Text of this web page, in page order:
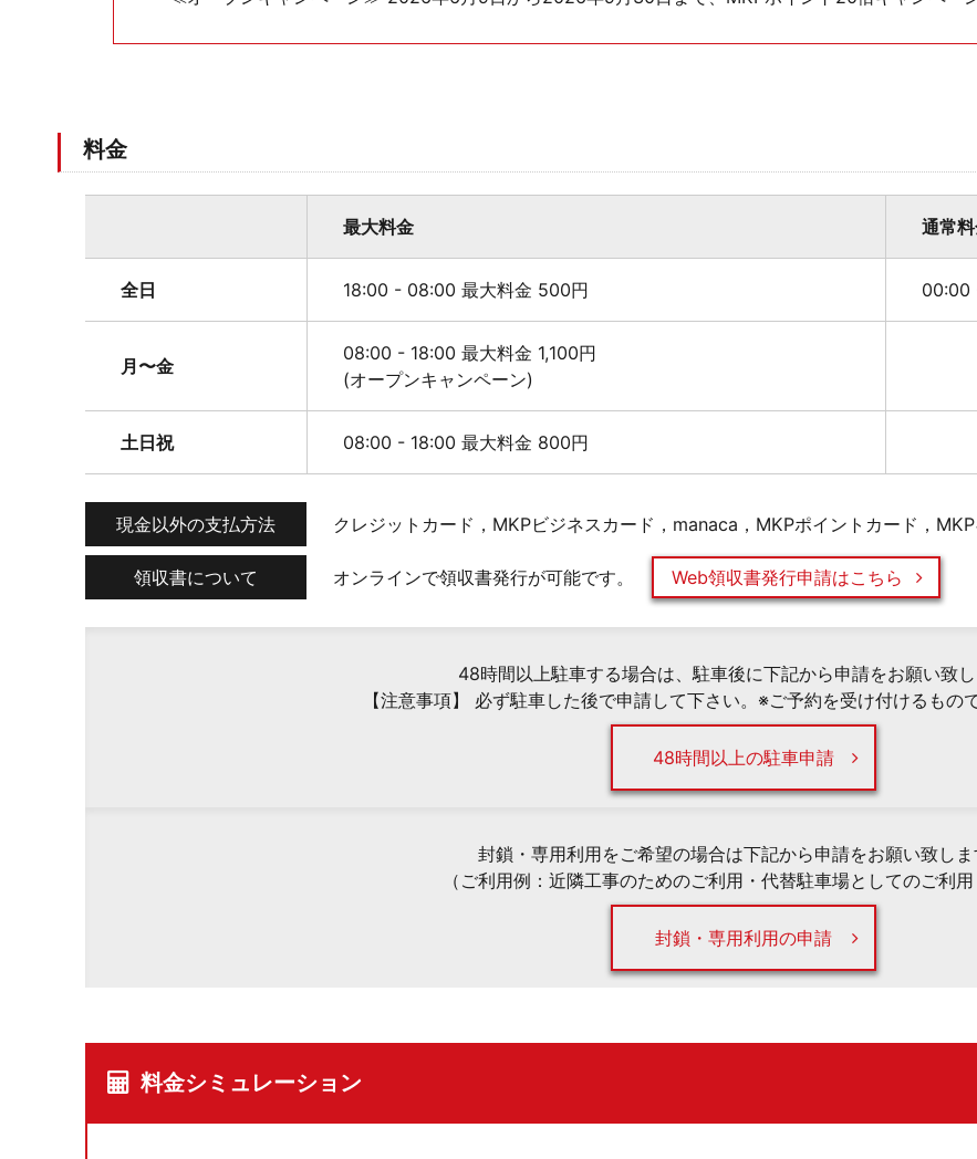
料金
最大料金 通常
全日 18:00 - 08:00 最大料金 500円 00:00
月〜金
08:00 - 18:00 最大料金 1,100円
(オープンキャンペーン)
土日祝 08:00 - 18:00 最大料金 800円
現金以外の支払方法 クレジットカード，MKPビジネスカード，manaca，MKPポイントカード，
領収書について オンラインで領収書発行が可能です。 Web領収書発行申請はこちら
48時間以上駐車する場合は、駐車後に下記から申請をお願い致し
【注意事項】 必ず駐車した後で申請して下さい。※ご予約を受け付けるもの
48時間以上の駐車申請
封鎖・専用利用をご希望の場合は下記から申請をお願い致しま
（ご利用例：近隣工事のためのご利用・代替駐車場としてのご利
封鎖・専用利用の申請
料金シミュレーション